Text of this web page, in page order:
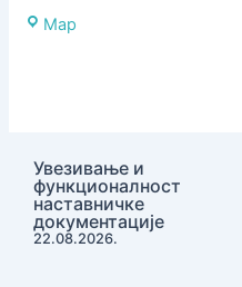
документације
Map
Увезивање и
функционалност
наставничке
документације
22.08.2026.